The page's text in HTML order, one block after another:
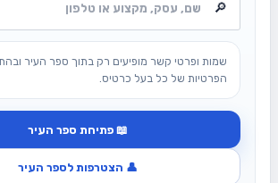
שמות ופרטי קשר מופיעים רק בתוך ספר העיר
הפרטיות של כל בעל כרטיס.
📖 פתיחת ספר העיר
👤 הצטרפות לספר העיר